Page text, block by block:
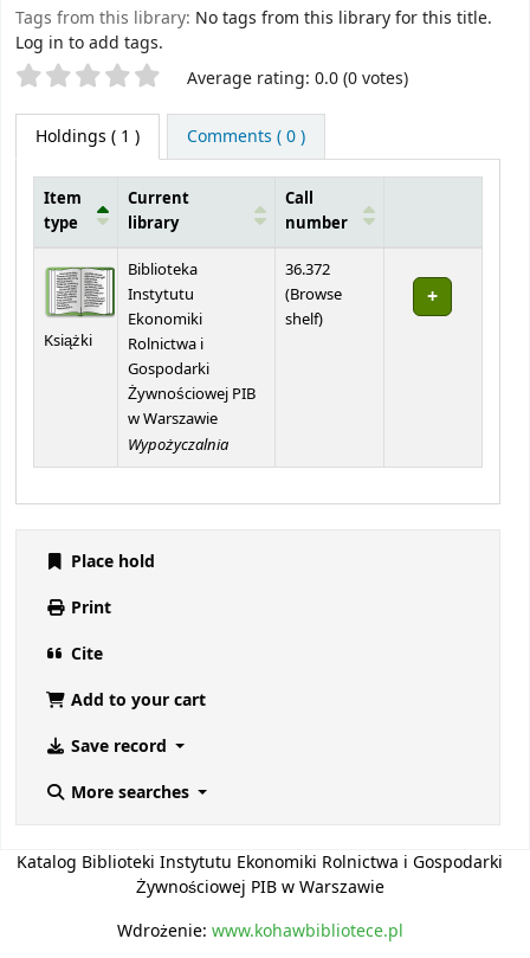
Tags from this library: No tags from this library for this title.
Log in to add tags.
Star ratings Average rating: 0.0 (0 votes)
Holdings ( 1 ) Comments ( 0 )
Item
type
Current
library
Call
number
Książki
Biblioteka
Instytutu
Ekonomiki
Rolnictwa i
Gospodarki
Żywnościowej PIB
w Warszawie
Wypożyczalnia
36.372
(Browse
shelf(Opens below)
)
Place hold
Print
Cite
Add to your cart
Save record
More searches
Katalog Biblioteki Instytutu Ekonomiki Rolnictwa i Gospodarki
Żywnościowej PIB w Warszawie
Wdrożenie: www.kohawbibliotece.pl